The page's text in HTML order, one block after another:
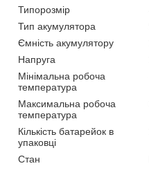
Типорозмір
Тип акумулятора
Ємність акумулятору
Напруга
Мінімальна робоча
температура
Максимальна робоча
температура
Кількість батарейок в
упаковці
Стан